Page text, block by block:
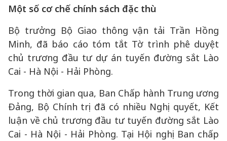
Một số cơ chế chính sách đặc thù
Bộ trưởng Bộ Giao thông vận tải Trần Hồng
Minh, đã báo cáo tóm tắt Tờ trình phê duyệt
chủ trương đầu tư dự án tuyến đường sắt Lào
Cai - Hà Nội - Hải Phòng.
Trong thời gian qua, Ban Chấp hành Trung ương
Đảng, Bộ Chính trị đã có nhiều Nghị quyết, Kết
luận về chủ trương đầu tư tuyến đường sắt Lào
Cai - Hà Nội - Hải Phòng. Tại Hội nghị Ban chấp